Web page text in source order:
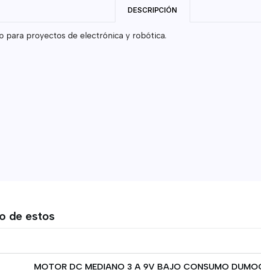
DESCRIPCIÓN
proyectos de electrónica y robótica.
de estos
MOTOR DC MEDIANO 3 A 9V BAJO CONSUMO